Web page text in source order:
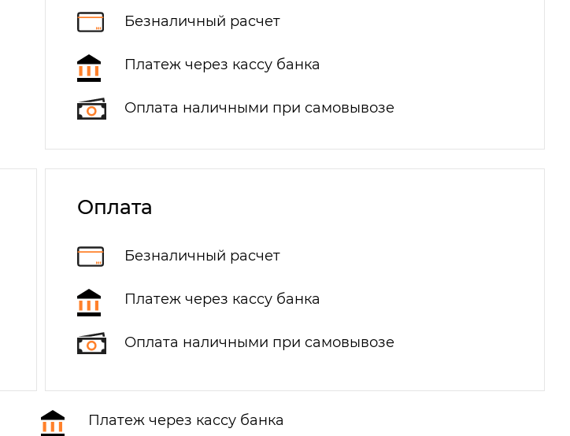
Безналичный расчет
Платеж через кассу банка
Оплата наличными при самовывозе
Оплата
Безналичный расчет
Платеж через кассу банка
Оплата наличными при самовывозе
Платеж через кассу банка